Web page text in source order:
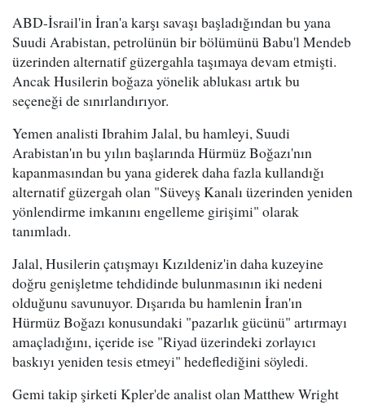
ABD-İsrail'in İran'a karşı savaşı başladığından bu yana
Suudi Arabistan, petrolünün bir bölümünü Babu'l Mendeb
üzerinden alternatif güzergahla taşımaya devam etmişti.
Ancak Husilerin boğaza yönelik ablukası artık bu
seçeneği de sınırlandırıyor.
Yemen analisti Ibrahim Jalal, bu hamleyi, Suudi
Arabistan'ın bu yılın başlarında Hürmüz Boğazı'nın
kapanmasından bu yana giderek daha fazla kullandığı
alternatif güzergah olan "Süveyş Kanalı üzerinden yeniden
yönlendirme imkanını engelleme girişimi" olarak
tanımladı.
Jalal, Husilerin çatışmayı Kızıldeniz'in daha kuzeyine
doğru genişletme tehdidinde bulunmasının iki nedeni
olduğunu savunuyor. Dışarıda bu hamlenin İran'ın
Hürmüz Boğazı konusundaki "pazarlık gücünü" artırmayı
amaçladığını, içeride ise "Riyad üzerindeki zorlayıcı
baskıyı yeniden tesis etmeyi" hedeflediğini söyledi.
Gemi takip şirketi Kpler'de analist olan Matthew Wright